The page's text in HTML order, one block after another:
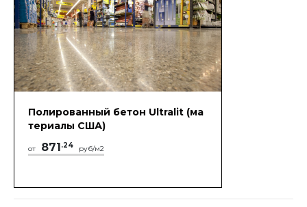
Полированный бетон Ultralit (ма
териалы США)
от 871.24 руб/м2